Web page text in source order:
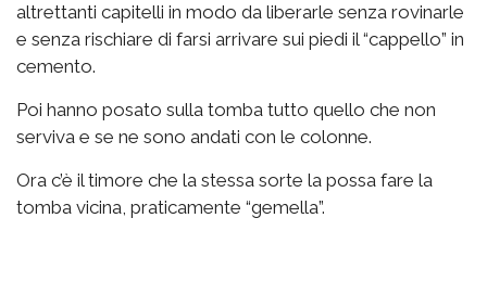
altrettanti capitelli in modo da liberarle senza rovinarle
e senza rischiare di farsi arrivare sui piedi il “cappello” in
cemento.
Poi hanno posato sulla tomba tutto quello che non
serviva e se ne sono andati con le colonne.
Ora c’è il timore che la stessa sorte la possa fare la
tomba vicina, praticamente “gemella”.